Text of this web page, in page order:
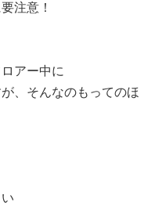
注意！
アー中に
、そんなのもってのほ